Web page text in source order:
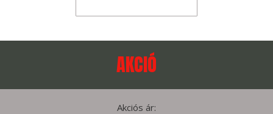
AKCIÓ
Akciós ár: